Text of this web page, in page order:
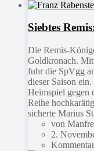
Siebtes
Die Remis-
Goldkronach.
fuhr die SpVgg
dieser Saison
Heimspiel gegen
Reihe
sicherte Marius
von
2.